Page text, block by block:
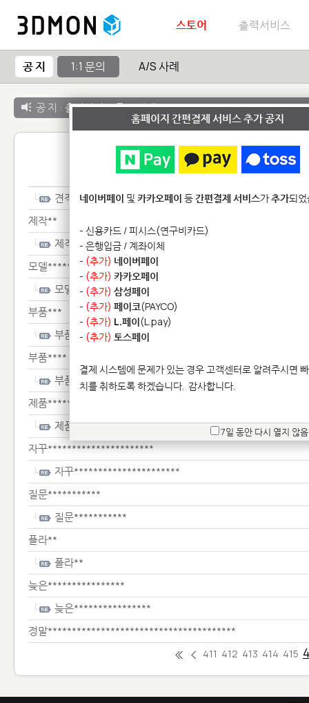
스토어 출력서비스
공 지 1:1 문의 A/S 사례
공 지 : 출력서비스 종료 안내
1:1 문
견적*******
제작**
제작**
모델**********
모델**********
부품***
부품***
부품****
부품****
제품**********
제품**********
자꾸**********************
자꾸**********************
질문***********
질문***********
플라**
플라**
늦은****************
늦은****************
정말***************************************
411 412 413 414 415
홈페이지 간편결제 서비스 추가 공지
네이버페이 및 카카오페이 등간편결제 서비스가추가되
- 신용카드 / 피시스(연구비카드)
- 은행입금 / 계좌이체
- (추가) 네이버페이
- (추가) 카카오페이
- (추가) 삼성페이
- (추가) 페이코(PAYCO)
- (추가) L.페이(L.pay)
- (추가) 토스페이
결제 시스템에 문제가 있는 경우 고객센터로 알려주시면
치를 취하도록 하겠습니다. 감사합니다.
7일 동안 다시 열지 않음